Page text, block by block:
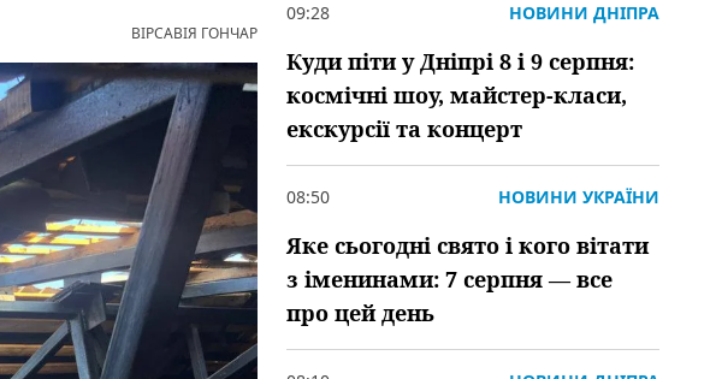
ВІРСАВІЯ ГОНЧАР
09:28 НОВИНИ ДНІПРА
Куди піти у Дніпрі 8 і 9 серпня:
космічні шоу, майстер-класи,
екскурсії та концерт
08:50 НОВИНИ УКРАЇНИ
Яке сьогодні свято і кого вітати
з іменинами: 7 серпня — все
про цей день